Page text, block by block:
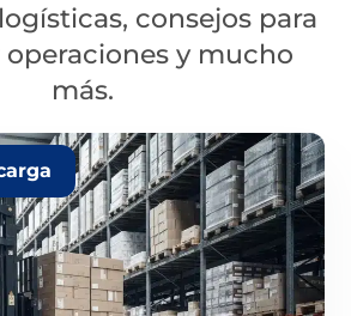
consejos para
y mucho
más.